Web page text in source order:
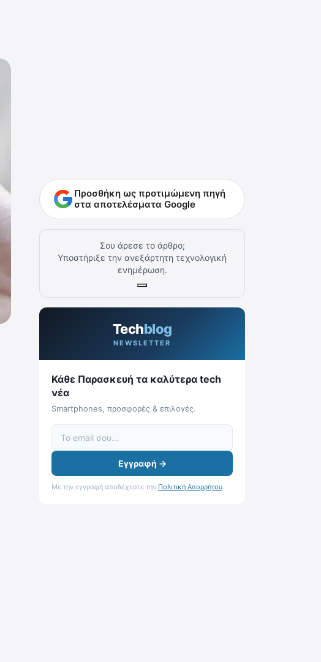
Προσθήκη ως προτιμώμενη πηγή
στα αποτελέσματα Google
Σου άρεσε το άρθρο;
Υποστήριξε την ανεξάρτητη τεχνολογική
ενημέρωση.
Techblog
NEWSLETTER
Κάθε Παρασκευή τα καλύτερα tech
νέα
Smartphones, προσφορές & επιλογές.
Εγγραφή →
Με την εγγραφή αποδέχεστε την Πολιτική Απορρήτου.